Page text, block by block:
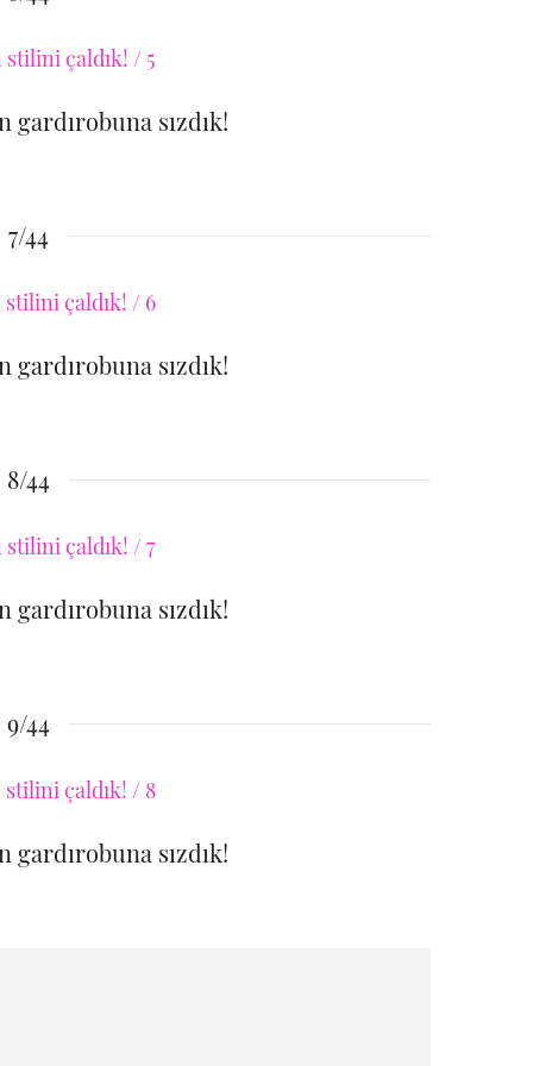
gardırobuna sızdık!
7/44
gardırobuna sızdık!
8/44
gardırobuna sızdık!
9/44
gardırobuna sızdık!